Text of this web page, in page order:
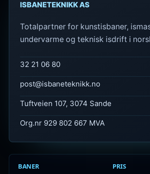
ISBANETEKNIKK AS
Totalpartner for kunstisbaner,
undervarme og teknisk isdrift i
32 21 06 80
post@isbaneteknikk.no
Tuftveien 107, 3074 Sande
Org.nr 929 802 667 MVA
BANER PRIS